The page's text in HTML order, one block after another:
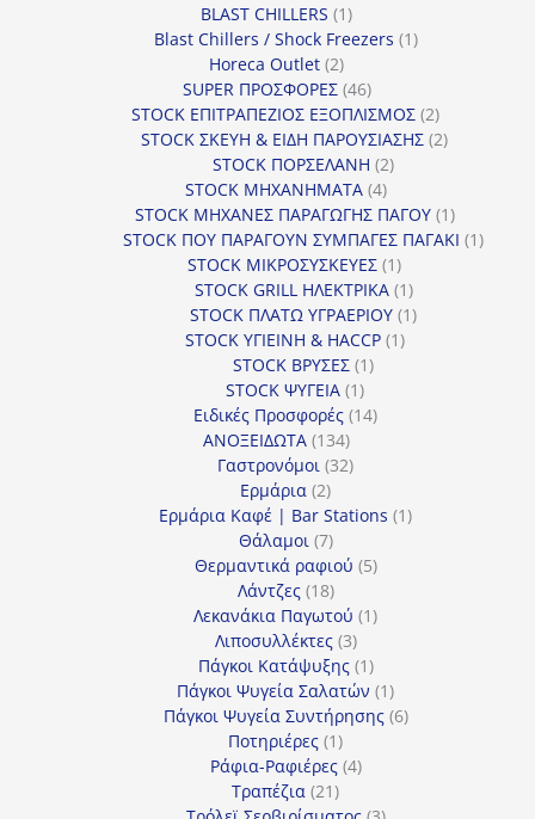
BLAST CHILLERS 11
προϊόν
Blast Chillers / Shock Freezers 11
Horeca Outlet 22
προϊόντα
SUPER ΠΡΟΣΦΟΡΕΣ 4646
προϊόντα
STOCK ΕΠΙΤΡΑΠΕΖΙΟΣ ΕΞΟΠΛΙΣΜΟΣ 22
προϊόντα
STOCK ΣΚΕΥΗ & ΕΙΔΗ ΠΑΡΟΥΣΙΑΣΗΣ 22
STOCK ΠΟΡΣΕΛΑΝΗ 22
STOCK ΜΗΧΑΝΗΜΑΤΑ 44
προϊόντα
STOCK ΜΗΧΑΝΕΣ ΠΑΡΑΓΩΓΗΣ ΠΑΓΟΥ 11
προϊόν
STOCK ΠΟΥ ΠΑΡΑΓΟΥΝ ΣΥΜΠΑΓΕΣ ΠΑΓΑΚΙ 11
STOCK ΜΙΚΡΟΣΥΣΚΕΥΕΣ 11
προϊόν
STOCK GRILL ΗΛΕΚΤΡΙΚΑ 11
προϊόν
STOCK ΠΛΑΤΩ ΥΓΡΑΕΡΙΟΥ 11
STOCK ΥΓΙΕΙΝΗ & HACCP 11
STOCK ΒΡΥΣΕΣ 11
STOCK ΨΥΓΕΙΑ 11
προϊόν
Ειδικές Προσφορές 1414
ΑΝΟΞΕΙΔΩΤΑ 134134
προϊόντα
Γαστρονόμοι 3232
Ερμάρια 22
προϊόντα
Ερμάρια Καφέ | Bar Stations 11
Θάλαμοι 77
προϊόντα
Θερμαντικά ραφιού 55
Λάντζες 1818
προϊόντα
Λεκανάκια Παγωτού 11
Λιποσυλλέκτες 33
προϊόντα
Πάγκοι Κατάψυξης 11
προϊόν
Πάγκοι Ψυγεία Σαλατών 11
προϊόν
Πάγκοι Ψυγεία Συντήρησης 66
Ποτηριέρες 11
προϊόν
Ράφια-Ραφιέρες 44
Τραπέζια 2121